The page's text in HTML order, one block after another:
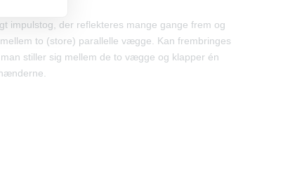
impulstog, der reflekteres mange gange frem og
to (store) parallelle vægge. Kan frembringes
stiller sig mellem de to vægge og klapper én